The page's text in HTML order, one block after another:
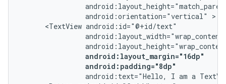
android:orientation="vertical"
<TextView
android:padding="8dp"
android:text="Hello,
I am a